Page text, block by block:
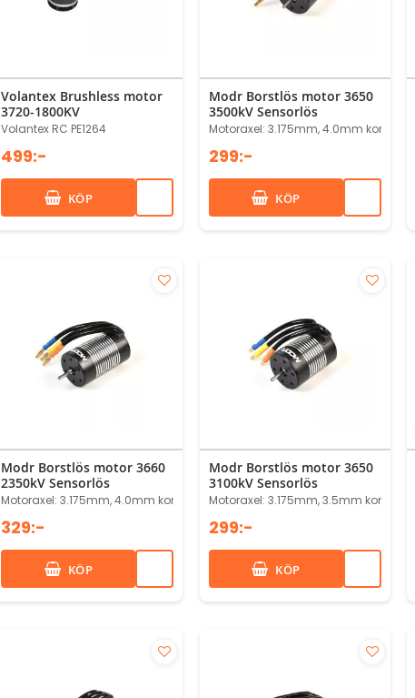
Volantex Brushless motor
3720-1800KV
Volantex RC PE1264
499:-
KÖP
Modr Borstlös motor 3650
3500kV Sensorlös
Motoraxel: 3.175mm, 4.0mm kontakter
299:-
KÖP
Modr Borstlös motor 3660
2350kV Sensorlös
Motoraxel: 3.175mm, 4.0mm kontakter
329:-
KÖP
Modr Borstlös motor 3650
3100kV Sensorlös
Motoraxel: 3.175mm, 3.5mm kontakter
299:-
KÖP